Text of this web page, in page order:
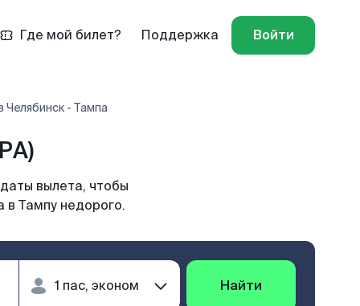
Где мой билет? Поддержка Войти
Челябинск - Тампа
вылета, чтобы
в Тампу недорого.
Найти